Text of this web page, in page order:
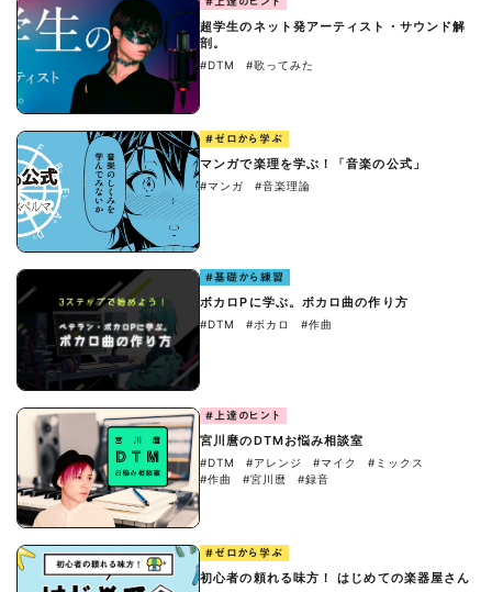
超学生のネット発アーティスト・サウンド解
剖。
#DTM #歌ってみた
#ゼロから学ぶ
マンガで楽理を学ぶ！「音楽の公式」
#マンガ #音楽理論
#基礎から練習
ボカロPに学ぶ。ボカロ曲の作り方
#DTM #ボカロ #作曲
#上達のヒント
宮川麿のDTMお悩み相談室
#DTM #アレンジ #マイク
#ミックス
#作曲
#宮川麿 #録音
#ゼロから学ぶ
初心者の頼れる味方！ はじめての楽器屋さん